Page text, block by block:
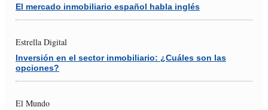
El mercado inmobiliario español habla inglés
Estrella Digital
Inversión en el sector inmobiliario: ¿Cuáles son las
opciones?
El Mundo